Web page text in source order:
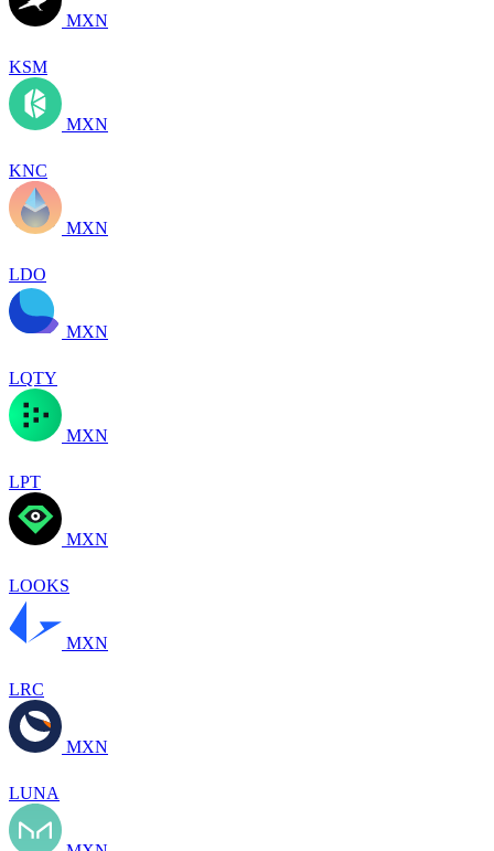
MXN
KSM
MXN
KNC
MXN
LDO
MXN
LQTY
MXN
LPT
MXN
LOOKS
MXN
LRC
MXN
LUNA